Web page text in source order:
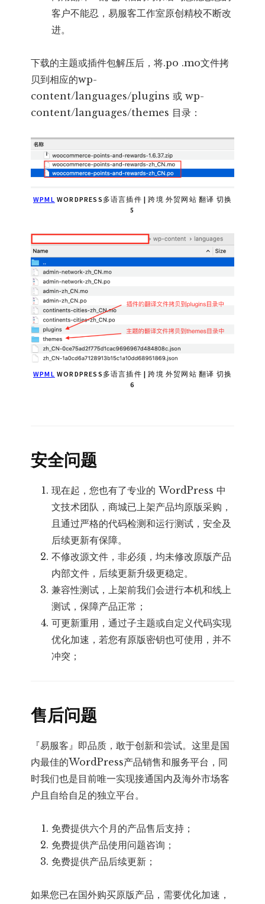
客户不能忍，易服客工作室原创精校不断改
进。
下载的主题或插件包解压后，将.po .mo文件拷
贝到相应的wp-
content/languages/plugins 或 wp-
content/languages/themes 目录：
WPML WORDPRESS多语言插件 | 跨境 外贸网站 翻译 切换
5
WPML WORDPRESS多语言插件 | 跨境 外贸网站 翻译 切换
6
安全问题
现在起，您也有了专业的 WordPress 中
文技术团队，商城已上架产品均原版采购，
且通过严格的代码检测和运行测试，安全及
后续更新有保障。
不修改源文件，非必须，均未修改原版产品
内部文件，后续更新升级更稳定。
兼容性测试，上架前我们会进行本机和线上
测试，保障产品正常；
可更新重用，通过子主题或自定义代码实现
优化加速，若您有原版密钥也可使用，并不
冲突；
售后问题
『易服客』即品质，敢于创新和尝试。这里是国
内最佳的WordPress产品销售和服务平台，同
时我们也是目前唯一实现接通国内及海外市场客
户且自给自足的独立平台。
免费提供六个月的产品售后支持；
免费提供产品使用问题咨询；
免费提供产品后续更新；
如果您已在国外购买原版产品，需要优化加速，